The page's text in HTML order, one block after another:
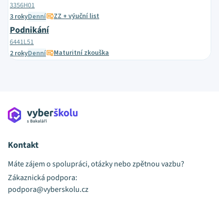
3356H01
3 rokyDenní ZZ + výuční list
Podnikání
6441L51
2 rokyDenní Maturitní zkouška
Kontakt
Máte zájem o spolupráci, otázky nebo zpětnou vazbu?
Zákaznická podpora:
podpora@vyberskolu.cz